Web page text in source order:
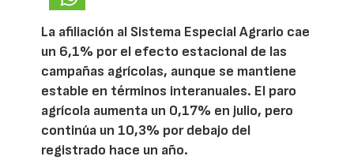
La afiliación al Sistema Especial Agrario cae
un 6,1% por el efecto estacional de las
campañas agrícolas, aunque se mantiene
estable en términos interanuales. El paro
agrícola aumenta un 0,17% en julio, pero
continúa un 10,3% por debajo del
registrado hace un año.